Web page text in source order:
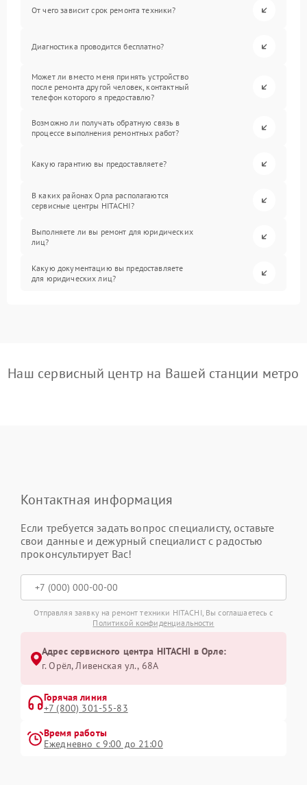
От чего зависит срок ремонта техники?
Диагностика проводится бесплатно?
Может ли вместо меня принять устройство
после ремонта другой человек, контактный
телефон которого я предоставлю?
Возможно ли получать обратную связь в
процессе выполнения ремонтных работ?
Какую гарантию вы предоставляете?
В каких районах Орла располагаются
сервисные центры HITACHI?
Выполняете ли вы ремонт для юридических
лиц?
Какую документацию вы предоставляете
для юридических лиц?
Наш сервисный центр на Вашей станции метро
Контактная информация
Если требуется задать вопрос специалисту, оставьте
свои данные и дежурный специалист с радостью
проконсультирует Вас!
Отправляя заявку на ремонт техники HITACHI, Вы соглашаетесь с
Политикой конфиденциальности
Адрес сервисного центра HITACHI в Орле:
г. Орёл, Ливенская ул., 68А
Горячая линия
+7 (800) 301-55-83
Время работы
Ежедневно с 9:00 до 21:00